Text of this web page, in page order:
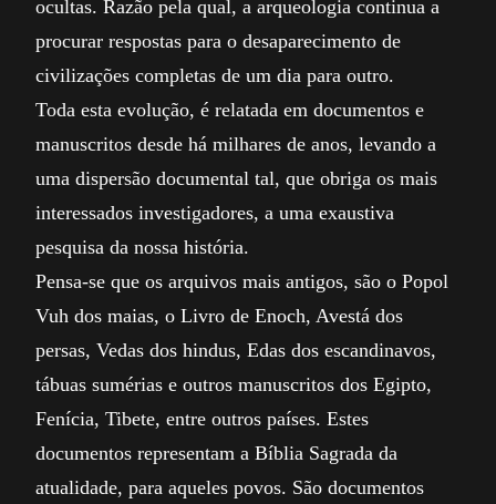
ocultas. Razão pela qual, a arqueologia continua a
procurar respostas para o desaparecimento de
civilizações completas de um dia para outro.
Toda esta evolução, é relatada em documentos e
manuscritos desde há milhares de anos, levando a
uma dispersão documental tal, que obriga os mais
interessados investigadores, a uma exaustiva
pesquisa da nossa história.
Pensa-se que os arquivos mais antigos, são o Popol
Vuh dos maias, o Livro de Enoch, Avestá dos
persas, Vedas dos hindus, Edas dos escandinavos,
tábuas sumérias e outros manuscritos dos Egipto,
Fenícia, Tibete, entre outros países. Estes
documentos representam a Bíblia Sagrada da
atualidade, para aqueles povos. São documentos